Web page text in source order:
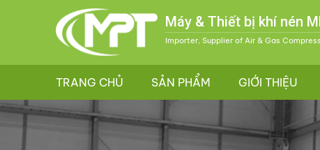
Máy & Thiết bị khí nén
Importer, Supplier of Air & Gas
TRANG CHỦ SẢN PHẨM GIỚI THIỆU